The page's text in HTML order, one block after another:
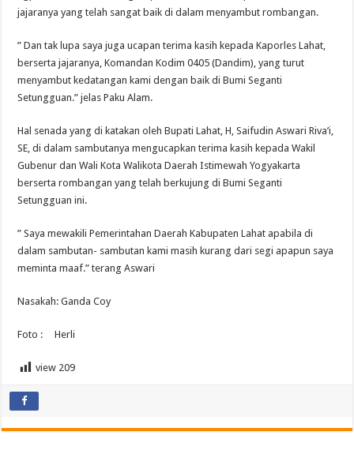
jajaranya yang telah sangat baik di dalam menyambut rombangan.
” Dan tak lupa saya juga ucapan terima kasih kepada Kaporles Lahat,
berserta jajaranya, Komandan Kodim 0405 (Dandim), yang turut
menyambut kedatangan kami dengan baik di Bumi Seganti
Setungguan.” jelas Paku Alam.
Hal senada yang di katakan oleh Bupati Lahat, H, Saifudin Aswari Riva’i,
SE, di dalam sambutanya mengucapkan terima kasih kepada Wakil
Gubenur dan Wali Kota Walikota Daerah Istimewah Yogyakarta
berserta rombangan yang telah berkujung di Bumi Seganti
Setungguan ini.
” Saya mewakili Pemerintahan Daerah Kabupaten Lahat apabila di
dalam sambutan- sambutan kami masih kurang dari segi apapun saya
meminta maaf.” terang Aswari
Nasakah: Ganda Coy
Foto : Herli
view 209